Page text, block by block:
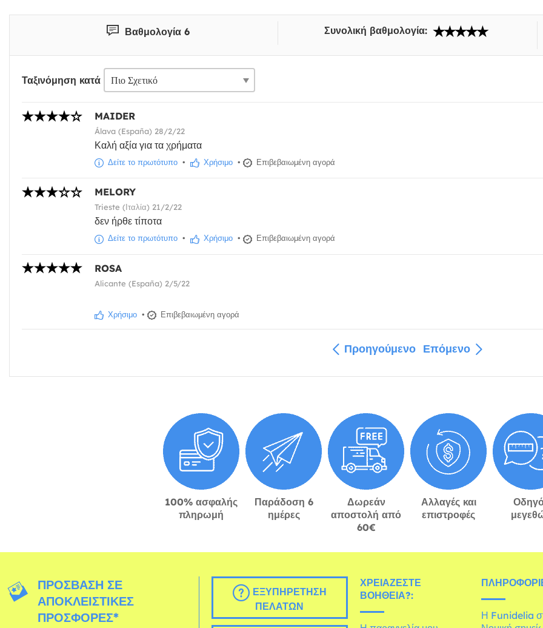
Βαθμολογία 6 Συνολική βαθμολογία:
Ταξινόμηση κατά
MAIDER
Álava (España) 28/2/22
Καλή αξία για τα χρήματα
Δείτε το πρωτότυπο • Χρήσιμο • Επιβεβαιωμένη αγορά
MELORY
Trieste (Ιταλία) 21/2/22
δεν ήρθε τίποτα
Δείτε το πρωτότυπο • Χρήσιμο • Επιβεβαιωμένη αγορά
ROSA
Alicante (España) 2/5/22
Χρήσιμο • Επιβεβαιωμένη αγορά
Προηγούμενο Επόμενο
100% ασφαλής
πληρωμή
Παράδοση 6
ημέρες
Δωρεάν
αποστολή από
60€
Αλλαγές και
επιστροφές
ΠΡΌΣΒΑΣΗ ΣΕ
ΑΠΟΚΛΕΙΣΤΙΚΈΣ
ΠΡΟΣΦΟΡΈΣ*
ΕΞΥΠΗΡΈΤΗΣΗ
ΠΕΛΑΤΏΝ
ΧΡΕΙΆΖΕΣΤΕ
ΒΟΉΘΕΙΑ?:
Η Funidelia